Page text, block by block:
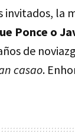
invitados, la
Ponce o
de
casao.